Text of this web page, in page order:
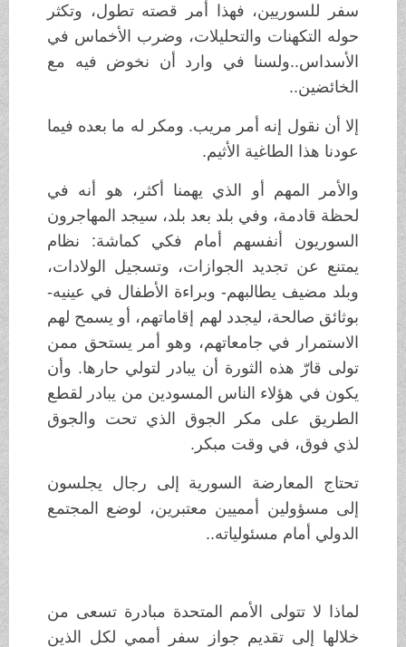
سفر للسوريين، فهذا أمر قصته تطول، وتكثر
حوله التكهنات والتحليلات، وضرب الأخماس في
الأسداس..ولسنا في وارد أن نخوض فيه مع
الخائضين..
إلا أن نقول إنه أمر مريب. ومكر له ما بعده فيما
عودنا هذا الطاغية الأثيم.
والأمر المهم أو الذي يهمنا أكثر، هو أنه في
لحظة قادمة، وفي بلد بعد بلد، سيجد المهاجرون
السوريون أنفسهم أمام فكي كماشة: نظام
يمتنع عن تجديد الجوازات، وتسجيل الولادات،
وبلد مضيف يطالبهم- وبراءة الأطفال في عينيه-
بوثائق صالحة، ليجدد لهم إقاماتهم، أو يسمح لهم
الاستمرار في جامعاتهم، وهو أمر يستحق ممن
تولى قارّ هذه الثورة أن يبادر لتولي حارها. وأن
يكون في هؤلاء الناس المسودين من يبادر لقطع
الطريق على مكر الجوق الذي تحت والجوق
لذي فوق، في وقت مبكر.
تحتاج المعارضة السورية إلى رجال يجلسون
إلى مسؤولين أمميين معتبرين، لوضع المجتمع
الدولي أمام مسئولياته..
لماذا لا تتولى الأمم المتحدة مبادرة تسعى من
خلالها إلى تقديم جواز سفر أممي لكل الذين